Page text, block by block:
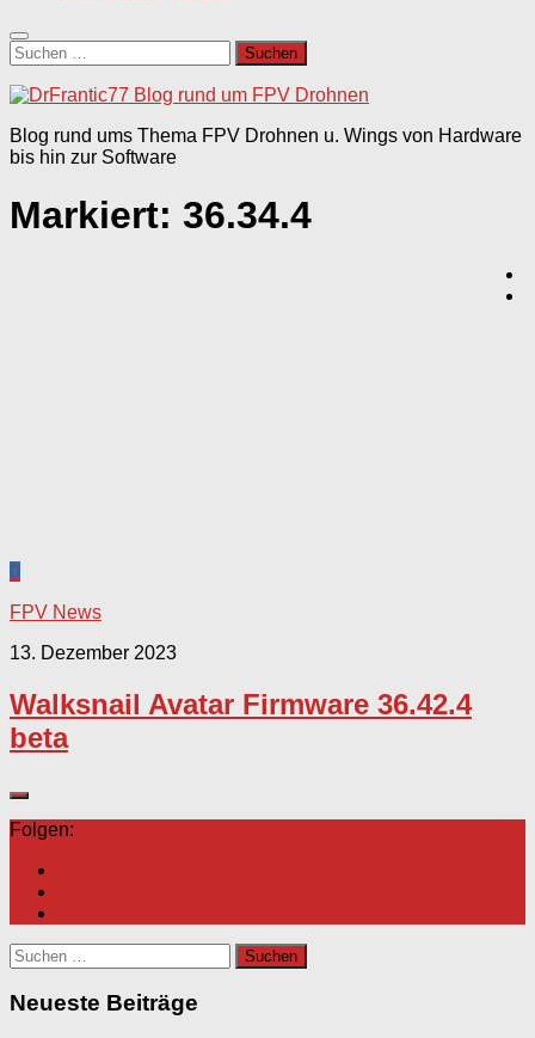
Suchen
nach:
Blog rund ums Thema FPV Drohnen u. Wings von Hardware
bis hin zur Software
Markiert: 36.34.4
0
FPV News
13. Dezember 2023
Walksnail Avatar Firmware 36.42.4
beta
Folgen:
Suchen
nach:
Neueste Beiträge